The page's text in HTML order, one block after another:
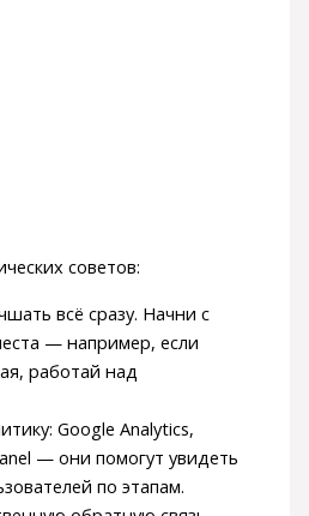
советов:
всё сразу. Начни с
— например, если
работай над
Google Analytics,
— они помогут увидеть
по этапам.